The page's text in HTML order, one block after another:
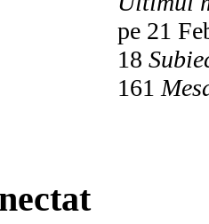
pe 21
18
161